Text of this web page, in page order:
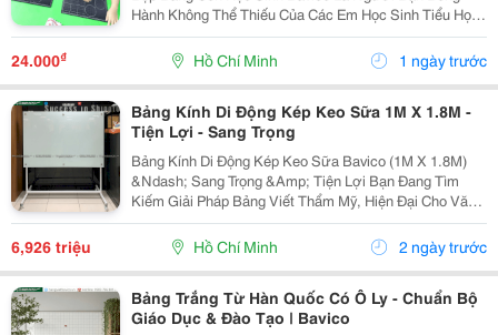
Hành Không Thể Thiếu Của Các Em Học Sinh Tiểu Học,
Đặc Biệt Là Các Bé Lớp 1 Đang Trong Giai Đoạn Rèn
Luyện Từng Nét Chữ Đầu Đời. Với Thiết Kế Tối Ưu,...
24.000₫ Hồ Chí Minh 1 ngày trước
Bảng Kính Di Động Kép Keo Sữa 1M X 1.8M -
Tiện Lợi - Sang Trọng
Bảng Kính Di Động Kép Keo Sữa Bavico (1M X 1.8M)
&Ndash; Sang Trọng &Amp; Tiện Lợi Bạn Đang Tìm
Kiếm Giải Pháp Bảng Viết Thẩm Mỹ, Hiện Đại Cho Văn
Phòng, Phòng Họp Hay Không Gian Làm Việc Chuyên
Nghiệp? Bảng Kính Di Động Kép Keo Sữa Bavico
6,926 triệu Hồ Chí Minh 2 ngày trước
Bảng Trắng Từ Hàn Quốc Có Ô Ly - Chuẩn Bộ
Giáo Dục & Đào Tạo | Bavico